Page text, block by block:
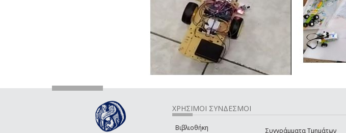
ΧΡΗΣΙΜΟΙ ΣΥΝΔΕΣΜΟΙ
Βιβλιοθήκη Συγγράμματα Τμημάτων